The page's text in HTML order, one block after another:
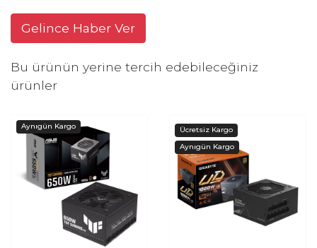
Gelince Haber Ver
Bu ürünün yerine tercih edebileceğiniz
ürünler